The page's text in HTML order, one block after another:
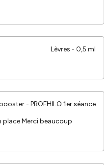
Lèvres - 0,5 ml
- PROFHILO 1er séance
ouverte pour un place Merci beaucoup